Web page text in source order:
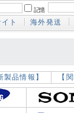
記憶
ト 海外発送
製品情報】 【